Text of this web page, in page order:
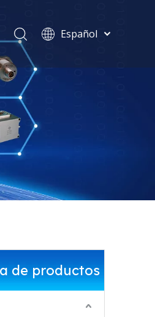
Diagnóstico
Español
Deutsch
de productos